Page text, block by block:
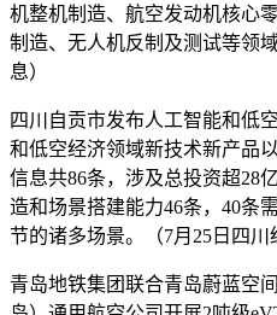
机整机制造、航空发动机核心
制造、无人机反制及测试等领
息）
四川自贡市发布人工智能和低
和低空经济领域新技术新产品
信息共86条，涉及总投资超28
造和场景搭建能力46条，40条
节的诸多场景。（7月25日四川
青岛地铁集团联合青岛蔚蓝空